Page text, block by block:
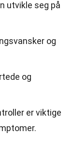
utvikle seg på
og
og
er viktige